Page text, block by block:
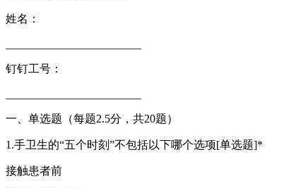
姓名：
钉钉工号：
一、单选题（每题2.5分，共20题）
1.手卫生的“五个时刻”不包括以下哪个选项[单选题]*
接触患者前